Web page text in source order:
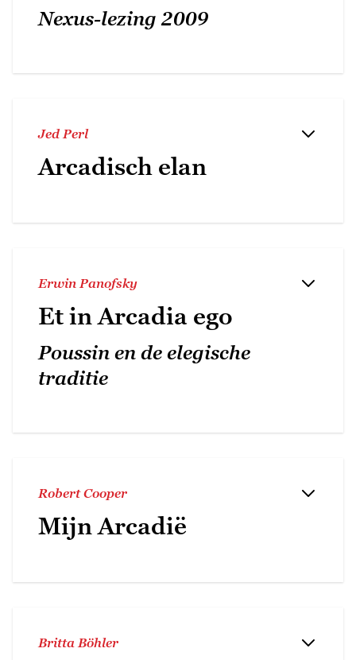
Nexus-lezing 2009
Jed Perl
Arcadisch elan
Erwin Panofsky
Et in Arcadia ego
Poussin en de elegische
traditie
Robert Cooper
Mijn Arcadië
Britta Böhler